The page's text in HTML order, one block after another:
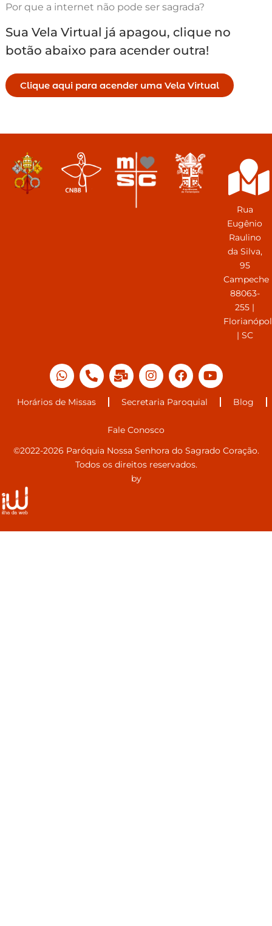
Por que a internet não pode ser sagrada?
Sua Vela Virtual já apagou, clique no
botão abaixo para acender outra!
Clique aqui para acender uma Vela Virtual
Rua
Eugênio
Raulino
da Silva,
95
Campeche
88063-
255 |
| SC
Horários de Missas Secretaria Paroquial Blog
Fale Conosco
©2022-2026 Paróquia Nossa Senhora do Sagrado Coração.
Todos os direitos reservados.
by